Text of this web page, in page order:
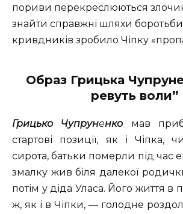
пориви перекреслюються
знайти справжні шляхи
кривдників зробило Чіпку
Образ Грицька
ревуть воли”
Грицько Чупруненко мав
стартові позиції, як і Чіпка,
сирота, батьки померли під час
змалку жив біля далекої
потім у діда Уласа. Його життя в
ж, як і в Чіпки, — голодне